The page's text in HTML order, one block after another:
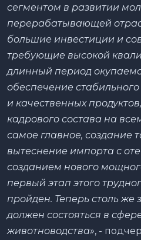
сегментом в развитии
перерабатывающей
большие инвестиции и
требующие высокой
длинный период
обеспечение
и качественных
кадрового состава на
самое главное, создание
вытеснение импорта с
созданием нового
первый этап этого
пройден. Теперь столь
должен состояться в
животноводства», -